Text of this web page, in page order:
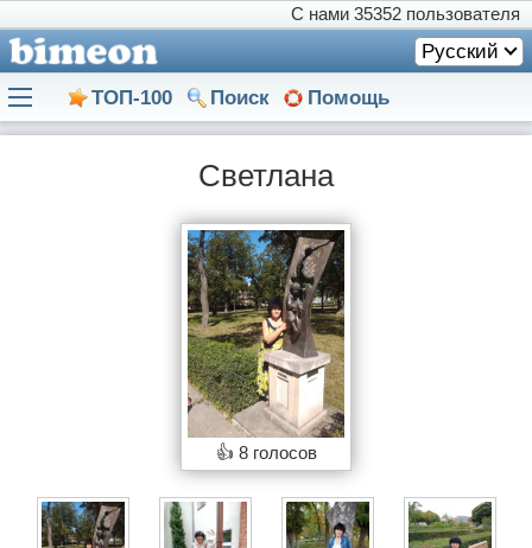
С нами 35352 пользователя
Русский
ТОП-100 Поиск Помощь
Светлана
👍 8 голосов